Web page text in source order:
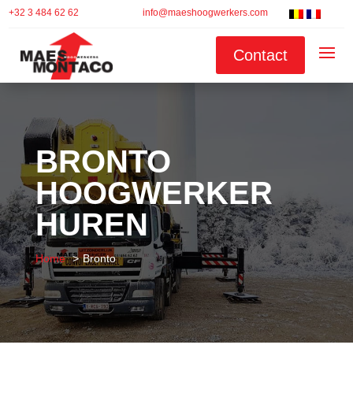
+32 3 484 62 62 info@maeshoogwerkers.com
Contact
BRONTO
HOOGWERKER
HUREN
Home Bronto